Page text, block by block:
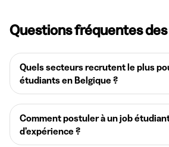
Questions fréquentes
Quels secteurs recrutent le plus
étudiants en Belgique ?
Comment postuler à un job étudiant
d’expérience ?